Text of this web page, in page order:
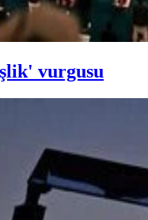
vurgusu